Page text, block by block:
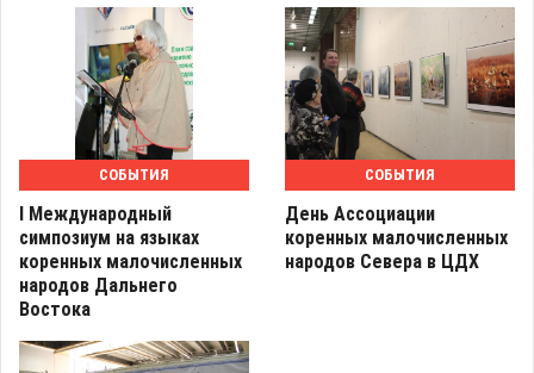
СОБЫТИЯ
I Международный
симпозиум на языках
коренных малочисленных
народов Дальнего
Востока
СОБЫТИЯ
День Ассоциации
коренных малочисленных
народов Севера в ЦДХ